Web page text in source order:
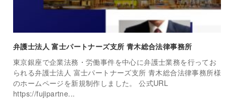
弁護士法人 富士パートナーズ支所 青木総合法律事務所
東京銀座で企業法務・労働事件を中心に弁護士業務を行ってお
られる弁護士法人 富士パートナーズ支所 青木総合法律事務所様
のホームページを新規制作しました。 公式URL
https://fujipartne...